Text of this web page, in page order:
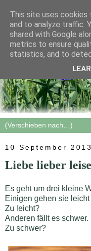
10 September 2013
Liebe lieber
Es geht um drei kleine
Einigen gehen sie
Zu leicht?
Anderen fällt es schwer.
Zu schwer?
This site uses
and to analyze traffic.
shared with Google
metrics to ensure
statistics, and to